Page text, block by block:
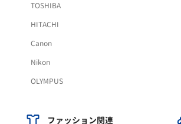
TOSHIBA
HITACHI
Canon
Nikon
OLYMPUS
ファッション関連